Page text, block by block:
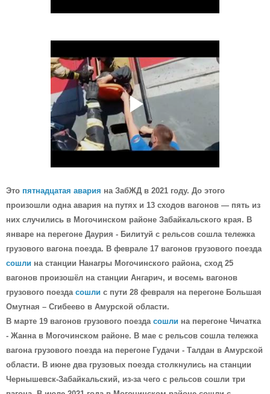
Это пятнадцатая авария на ЗабЖД в 2021 году. До этого
произошли одна авария на путях и 13 сходов вагонов — пять из
них случились в Могочинском районе Забайкальского края. В
январе на перегоне Даурия - Билитуй с рельсов сошла тележка
грузового вагона поезда. В феврале 17 вагонов грузового поезда
сошли на станции Нанагры Могочинского района, сход 25
вагонов произошёл на станции Ангарич, и восемь вагонов
грузового поезда сошли с пути 28 февраля на перегоне Большая
Омутная – Сгибеево в Амурской области.
В марте 19 вагонов грузового поезда сошли на перегоне Чичатка
- Жанна в Могочинском районе. В мае с рельсов сошла тележка
вагона грузового поезда на перегоне Гудачи - Талдан в Амурской
области. В июне два грузовых поезда столкнулись на станции
Чернышевск-Забайкальский, из-за чего с рельсов сошли три